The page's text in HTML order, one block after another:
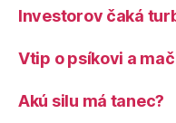
Investorov čaká
Vtip o psíkovi a
Akú silu má tanec?